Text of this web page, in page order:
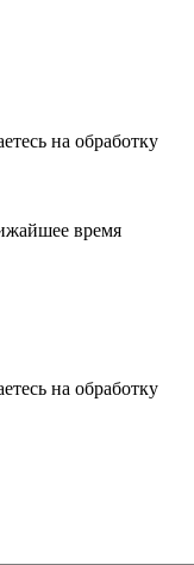
на обработку
время
на обработку